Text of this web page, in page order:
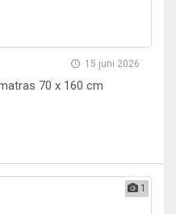
15 juni 2026
70 x 160 cm
1